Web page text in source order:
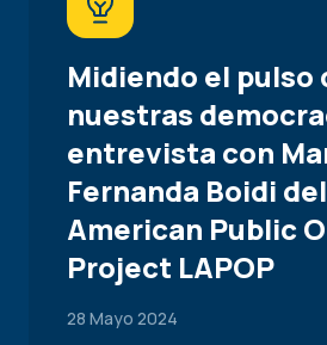
Midiendo el pulso
nuestras
entrevista con
Fernanda Boidi
American Public
Project LAPOP
28 Mayo 2024